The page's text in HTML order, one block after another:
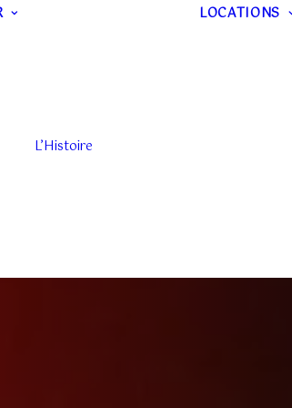
L’Histoire
LOCATIONS